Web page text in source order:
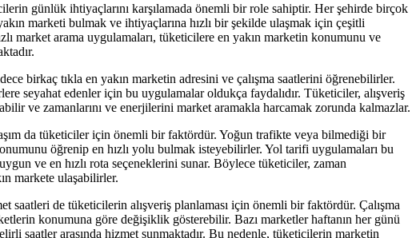
günlük ihtiyaçlarını karşılamada önemli bir role sahiptir. Her şehirde birçok
marketi bulmak ve ihtiyaçlarına hızlı bir şekilde ulaşmak için çeşitli
market arama uygulamaları, tüketicilere en yakın marketin konumunu ve
birkaç tıkla en yakın marketin adresini ve çalışma saatlerini öğrenebilirler.
seyahat edenler için bu uygulamalar oldukça faydalıdır. Tüketiciler, alışveriş
ve zamanlarını ve enerjilerini market aramakla harcamak zorunda kalmazlar.
da tüketiciler için önemli bir faktördür. Yoğun trafikte veya bilmediği bir
öğrenip en hızlı yolu bulmak isteyebilirler. Yol tarifi uygulamaları bu
ve en hızlı rota seçeneklerini sunar. Böylece tüketiciler, zaman
markete ulaşabilirler.
saatleri de tüketicilerin alışveriş planlaması için önemli bir faktördür. Çalışma
konumuna göre değişiklik gösterebilir. Bazı marketler haftanın her günü
saatler arasında hizmet sunmaktadır. Bu nedenle, tüketicilerin marketin